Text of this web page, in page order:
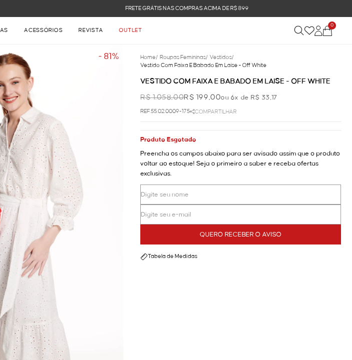
ACESSÓRIOS REVISTA OUTLET
0
- 81% Home/ Roupas Femininas/ Vestidos/
Vestido Com Faixa E Babado Em Laise - Off White
VESTIDO COM FAIXA E BABADO EM LAISE - OFF WHITE
R$ 1.058,00R$ 199,00ou 6x de R$ 33,17
REF.55.02.0009-175 COMPARTILHAR
Produto Esgotado
Preencha os campos abaixo para ser avisado assim que o produto
voltar ao estoque! Seja o primeiro a saber e receba ofertas
exclusivas.
QUERO RECEBER O AVISO
Tabela de Medidas